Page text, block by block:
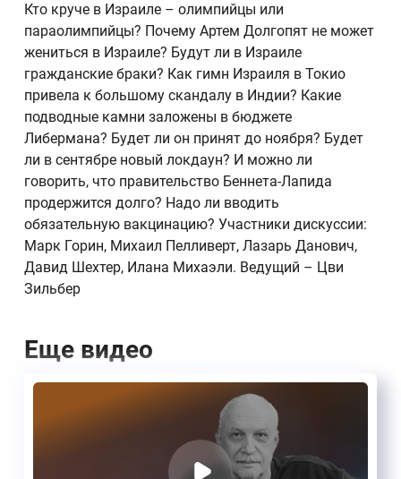
Кто круче в Израиле – олимпийцы или
параолимпийцы? Почему Артем Долгопят не может
жениться в Израиле? Будут ли в Израиле
гражданские браки? Как гимн Израиля в Токио
привела к большому скандалу в Индии? Какие
подводные камни заложены в бюджете
Либермана? Будет ли он принят до ноября? Будет
ли в сентябре новый локдаун? И можно ли
говорить, что правительство Беннета-Лапида
продержится долго? Надо ли вводить
обязательную вакцинацию? Участники дискуссии:
Марк Горин, Михаил Пелливерт, Лазарь Данович,
Давид Шехтер, Илана Михаэли. Ведущий – Цви
Зильбер
Еще видео